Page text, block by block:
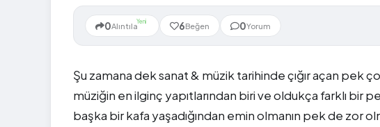
0AlıntılaYeni 6Beğen 0Yorum
Şu zamana dek sanat & müzik tarihinde çığır açan pek
müziğin en ilginç yapıtlarından biri ve oldukça farklı
başka bir kafa yaşadığından emin olmanın pek de zor